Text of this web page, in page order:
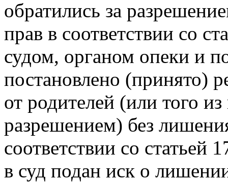
обратились за
прав в соответствии со
судом, органом опеки и
постановлено (принято)
от родителей (или того
разрешением) без
соответствии со статьей
в суд подан иск о